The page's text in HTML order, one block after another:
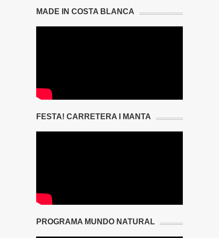
MADE IN COSTA BLANCA
FESTA! CARRETERA I MANTA
PROGRAMA MUNDO NATURAL